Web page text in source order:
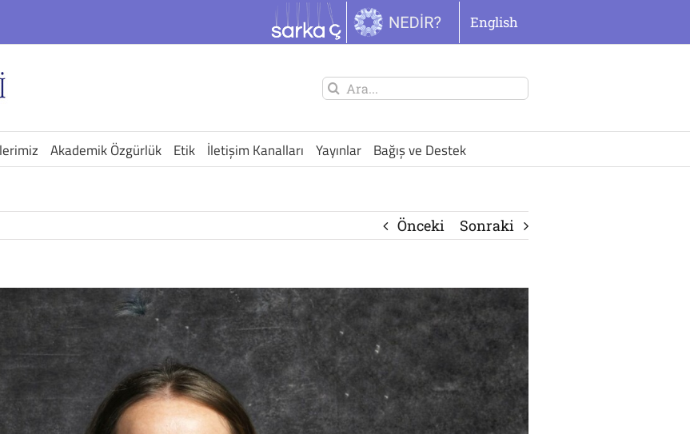
English
Şunu
Akademik Özgürlük Etik İletişim Kanalları Yayınlar Bağış ve Destek
Önceki Sonraki